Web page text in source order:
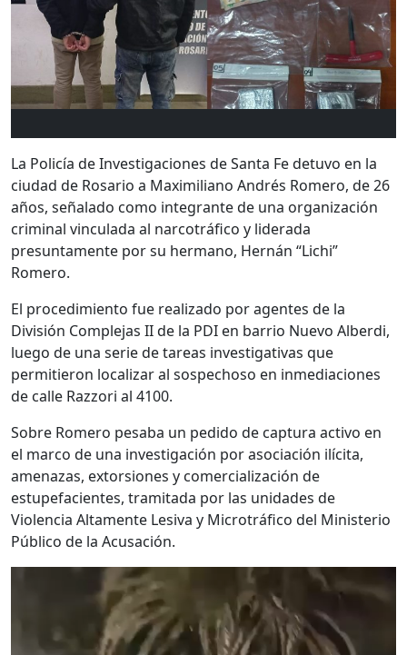
La Policía de Investigaciones de Santa Fedetuvo en la
ciudad de Rosario a Maximiliano Andrés Romero, de 26
años, señalado como integrante de una organización
criminal vinculada al narcotráfico y liderada
presuntamente por su hermano, Hernán “Lichi”
Romero.
El procedimiento fue realizado por agentes de la
División Complejas II de la PDI en barrio Nuevo Alberdi,
luego de una serie de tareas investigativas que
permitieron localizar al sospechoso en inmediaciones
de calle Razzori al 4100.
Sobre Romero pesaba un pedido de captura activo en
el marco de una investigación por asociación ilícita,
amenazas, extorsiones y comercialización de
estupefacientes, tramitada por las unidades de
Violencia Altamente Lesiva y Microtráfico del Ministerio
Público de la Acusación.